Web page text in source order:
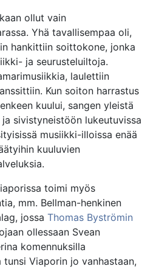
ollut vain
Yhä tavallisempaa oli,
hankittiin soittokone, jonka
ja seurusteluiltoja.
laulettiin
Kun soiton harrastus
kuului, sangen yleistä
sivistyneistöön lukeutuvissa
musiikki-illoissa enää
kuuluvien
toimi myös
mm. Bellman-henkinen
jossa Thomas Byströmin
ollessaan Svean
komennuksilla
Viaporin jo vanhastaan,